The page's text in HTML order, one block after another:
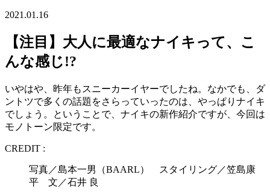
2021.01.16
【注目】大人に最適なナイキって、こ
んな感じ!?
いやはや、昨年もスニーカーイヤーでしたね。なかでも、ダ
ントツで多くの話題をさらっていったのは、やっぱりナイキ
でしょう。ということで、ナイキの新作紹介ですが、今回は
モノトーン限定です。
CREDIT :
写真／島本一男（BAARL） スタイリング／笠島康
平 文／石井 良